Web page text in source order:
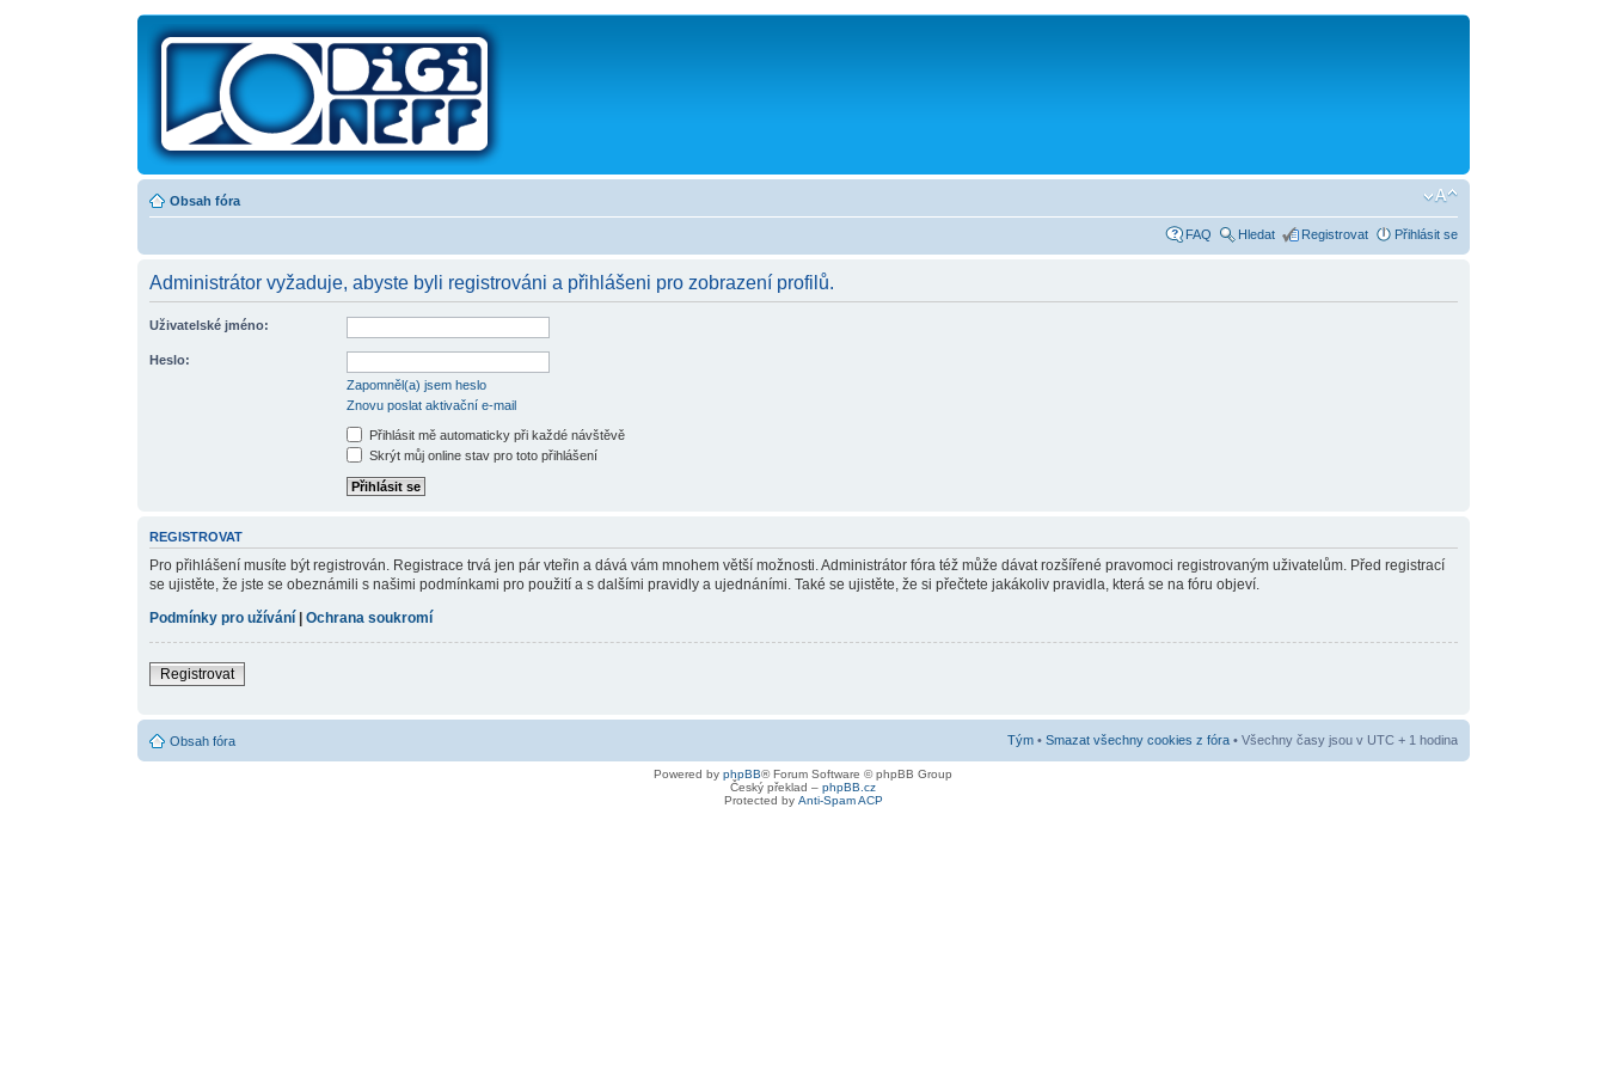
Obsah fóra
FAQ Hledat Registrovat Přihlásit se
Administrátor vyžaduje, abyste byli registrováni a přihlášeni pro zobrazení profilů.
Uživatelské jméno:
Heslo:
Zapomněl(a) jsem heslo
Znovu poslat aktivační e-mail
Přihlásit mě automaticky při každé návštěvě
Skrýt můj online stav pro toto přihlášení
REGISTROVAT
Pro přihlášení musíte být registrován. Registrace trvá jen pár vteřin a dává vám mnohem větší možnosti. Administrátor fóra též může dávat rozšířené pravomoci registrovaným uživatelům. Před registrací
se ujistěte, že jste se obeznámili s našimi podmínkami pro použití a s dalšími pravidly a ujednáními. Také se ujistěte, že si přečtete jakákoliv pravidla, která se na fóru objeví.
Podmínky pro užívání| Ochrana soukromí
Registrovat
Obsah fóra Tým• Smazat všechny cookies z fóra• Všechny časy jsou v UTC + 1 hodina
Powered by phpBB® Forum Software © phpBB Group
Český překlad – phpBB.cz
Protected by Anti-Spam ACP